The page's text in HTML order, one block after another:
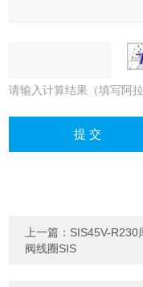
请输入计算结果（填写阿
上一篇： SIS45V-R230
阀线圈SIS